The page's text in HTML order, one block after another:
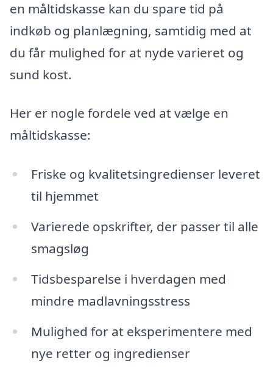
en måltidskasse kan du spare tid på
indkøb og planlægning, samtidig med at
du får mulighed for at nyde varieret og
sund kost.
Her er nogle fordele ved at vælge en
måltidskasse:
Friske og kvalitetsingredienser leveret
til hjemmet
Varierede opskrifter, der passer til alle
smagsløg
Tidsbesparelse i hverdagen med
mindre madlavningsstress
Mulighed for at eksperimentere med
nye retter og ingredienser